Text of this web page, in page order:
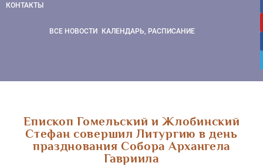
КОНТАКТЫ
ВСЕ НОВОСТИ КАЛЕНДАРЬ, РАСПИСАНИЕ
Епископ Гомельский и Жлобинский
Стефан совершил Литургию в день
празднования Собора Архангела
Гавриила